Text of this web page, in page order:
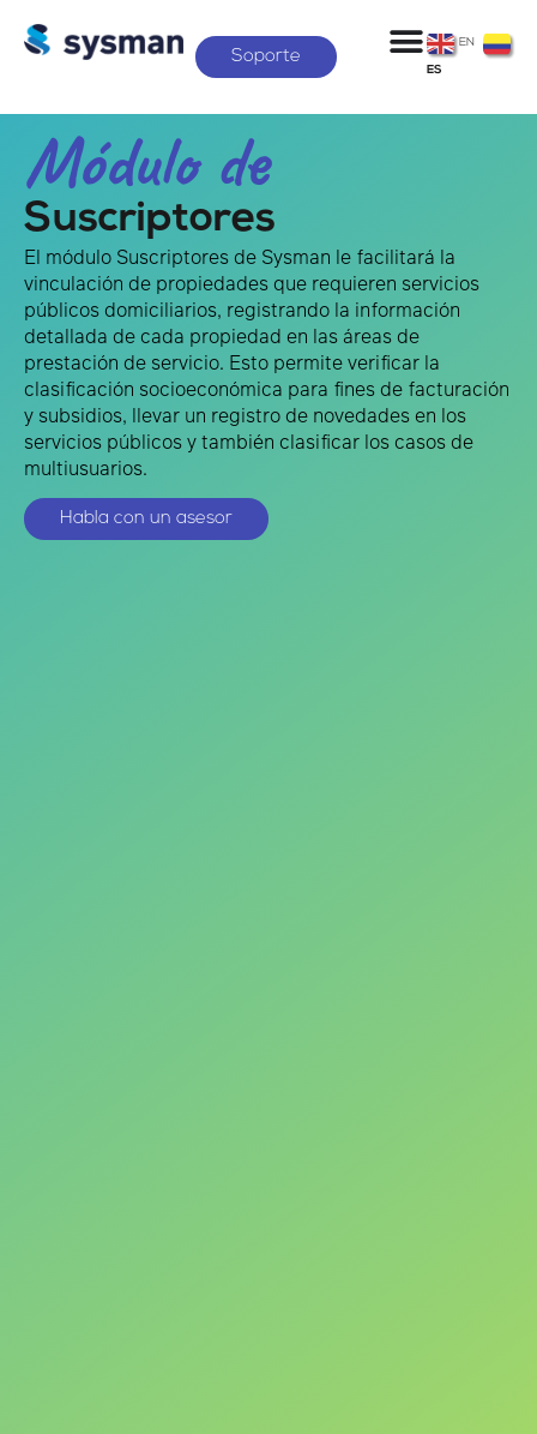
Soporte
EN
ES
Módulo de
Suscriptores
El módulo Suscriptores de Sysman le facilitará la
vinculación de propiedades que requieren servicios
públicos domiciliarios, registrando la información
detallada de cada propiedad en las áreas de
prestación de servicio. Esto permite verificar la
clasificación socioeconómica para fines de facturación
y subsidios, llevar un registro de novedades en los
servicios públicos y también clasificar los casos de
multiusuarios.
Habla con un asesor